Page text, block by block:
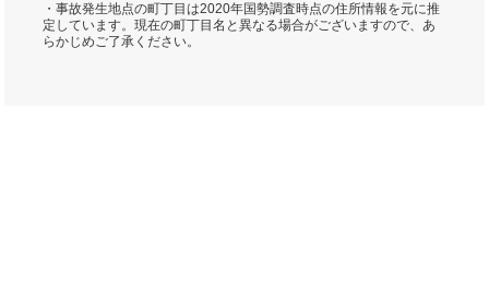
・事故発生地点の町丁目は2020年国勢調査時点の住所情報を元に推
定しています。現在の町丁目名と異なる場合がございますので、あ
らかじめご了承ください。